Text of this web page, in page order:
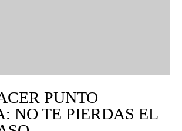
PUNTO
NO TE PIERDAS EL